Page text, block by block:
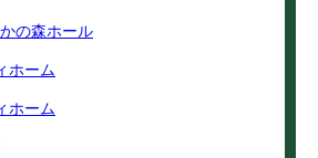
の森ホール
ホーム
ホーム